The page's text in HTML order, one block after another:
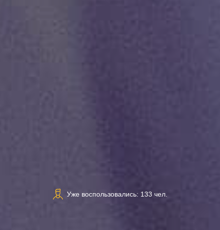
Уже воспользовались: 133 чел.